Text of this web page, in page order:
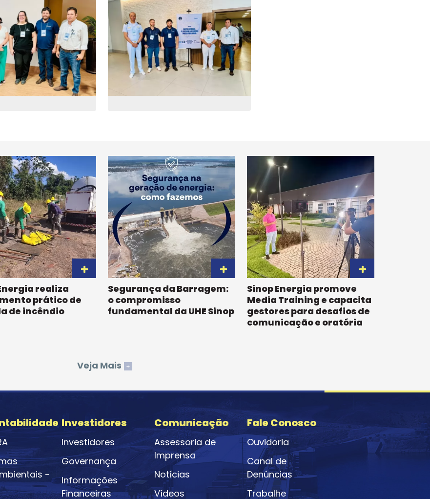
realiza
prático de
de incêndio
Segurança da Barragem:
o compromisso
fundamental da UHE Sinop
Sinop Energia promove
Media Training e capacita
gestores para desafios de
comunicação e oratória
Veja Mais +
-
Investidores
Investidores
Governança
Informações
Financeiras
Comunicação
Assessoria de
Imprensa
Notícias
Vídeos
Fale Conosco
Ouvidoria
Canal de
Denúncias
Trabalhe